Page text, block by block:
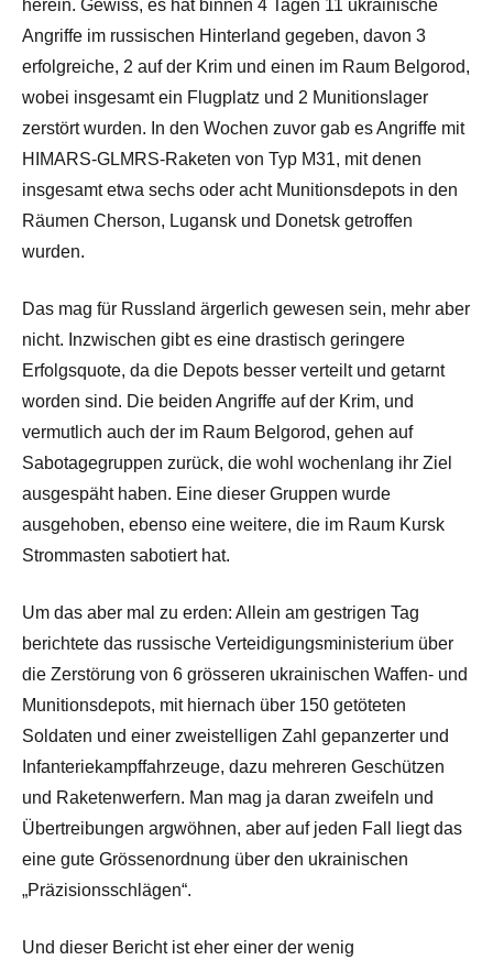
herein. Gewiss, es hat binnen 4 Tagen 11 ukrainische
Angriffe im russischen Hinterland gegeben, davon 3
erfolgreiche, 2 auf der Krim und einen im Raum Belgorod,
wobei insgesamt ein Flugplatz und 2 Munitionslager
zerstört wurden. In den Wochen zuvor gab es Angriffe mit
HIMARS-GLMRS-Raketen von Typ M31, mit denen
insgesamt etwa sechs oder acht Munitionsdepots in den
Räumen Cherson, Lugansk und Donetsk getroffen
wurden.
Das mag für Russland ärgerlich gewesen sein, mehr aber
nicht. Inzwischen gibt es eine drastisch geringere
Erfolgsquote, da die Depots besser verteilt und getarnt
worden sind. Die beiden Angriffe auf der Krim, und
vermutlich auch der im Raum Belgorod, gehen auf
Sabotagegruppen zurück, die wohl wochenlang ihr Ziel
ausgespäht haben. Eine dieser Gruppen wurde
ausgehoben, ebenso eine weitere, die im Raum Kursk
Strommasten sabotiert hat.
Um das aber mal zu erden: Allein am gestrigen Tag
berichtete das russische Verteidigungsministerium über
die Zerstörung von 6 grösseren ukrainischen Waffen- und
Munitionsdepots, mit hiernach über 150 getöteten
Soldaten und einer zweistelligen Zahl gepanzerter und
Infanteriekampffahrzeuge, dazu mehreren Geschützen
und Raketenwerfern. Man mag ja daran zweifeln und
Übertreibungen argwöhnen, aber auf jeden Fall liegt das
eine gute Grössenordnung über den ukrainischen
„Präzisionsschlägen“.
Und dieser Bericht ist eher einer der wenig